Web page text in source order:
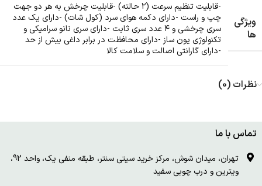
ویژگی
ها
-قابلیت تنظیم سرعت (۲ حالته) -قابلیت چرخش به هر دو جهت
چپ و راست -دارای دکمه هوای سرد (کول شات) -دارای یک عدد
سری چرخشی و ۴ عدد سری ثابت -دارای سری نانو سرامیکی و
تکنولوژی یون ساز -دارای محافظت در برابر داغی بیش از حد
-دارای گارانتی اصالت و سلامت کالا
نظرات (0)
تماس با ما
تهران، میدان شوش، مرکز خرید سیتی سنتر، طبقه منفی یک، واحد 92،
ویترین و درب چوبی سفید